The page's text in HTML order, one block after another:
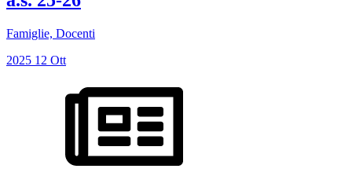
Famiglie, Docenti
2025 12 Ott